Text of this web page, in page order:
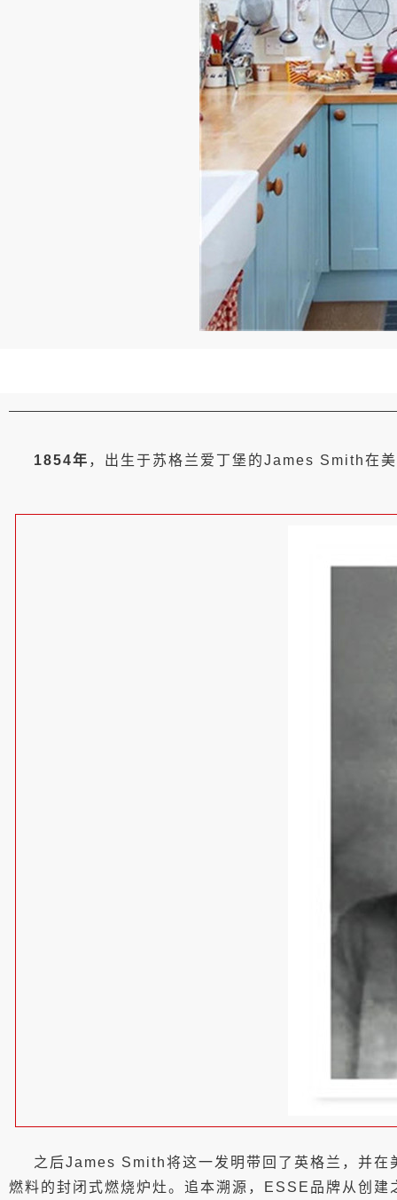
1854年 ，出生于苏格兰爱丁堡的James Smith在
之后James Smith将这一发明带回了英格兰，并在
燃料的封闭式燃烧炉灶。追本溯源，ESSE品牌从创